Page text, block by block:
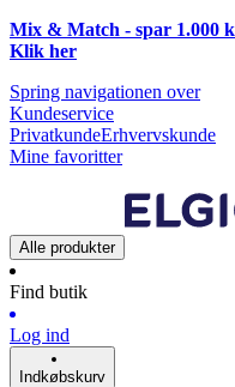
Mix & Match - spar 1.000
Klik her
Spring navigationen over
Kundeservice
PrivatkundeErhvervskunde
Mine favoritter
Alle produkter
Find butik
Log ind
Indkøbskurv